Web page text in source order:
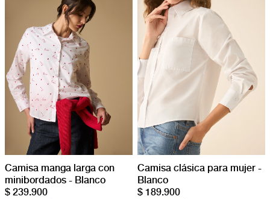
Camisa manga larga con
minibordados - Blanco
$ 239.900
Camisa clásica para mujer -
Blanco
$ 189.900